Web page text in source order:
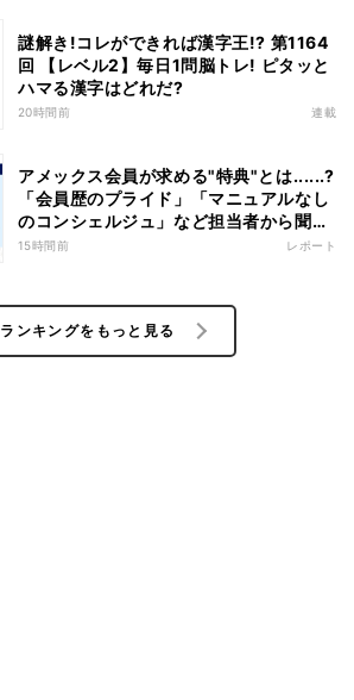
謎解き!コレができれば漢字王!? 第1164
回 【レベル2】毎日1問脳トレ! ピタッと
ハマる漢字はどれだ?
20時間前 連載
アメックス会員が求める"特典"とは......?
「会員歴のプライド」「マニュアルなし
のコンシェルジュ」など担当者から聞い
た"裏話"も
15時間前 レポート
ランキングをもっと見る